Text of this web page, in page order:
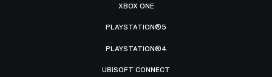
XBOX ONE
PLAYSTATION®5
PLAYSTATION®4
UBISOFT CONNECT